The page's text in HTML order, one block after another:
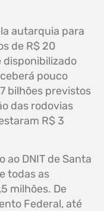
autarquia para
de R$ 20
disponibilizado
pouco
bilhões previstos
das rodovias
R$ 3
ao DNIT de Santa
todas as
milhões. De
Federal, até